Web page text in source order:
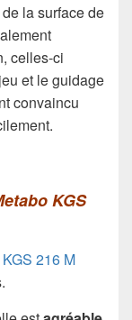
la surface de
celles-ci
et le guidage
convaincu
KGS
216 M